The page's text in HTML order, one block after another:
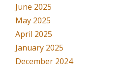
June 2025
May 2025
April 2025
January 2025
December 2024